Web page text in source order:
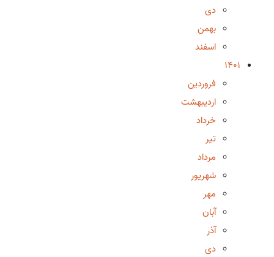
دی
بهمن
اسفند
1401
فروردین
اردیبهشت
خرداد
تیر
مرداد
شهریور
مهر
آبان
آذر
دی